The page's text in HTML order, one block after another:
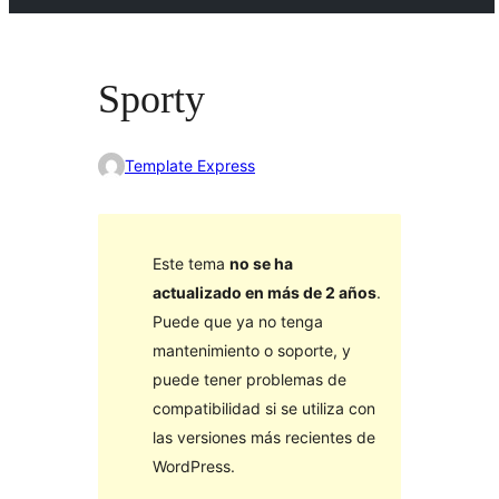
Sporty
Template Express
Este tema no se ha
actualizado en más de 2 años.
Puede que ya no tenga
mantenimiento o soporte, y
puede tener problemas de
compatibilidad si se utiliza con
las versiones más recientes de
WordPress.